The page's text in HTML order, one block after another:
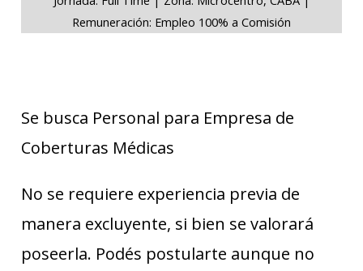
Remuneración: Empleo 100% a Comisión
Se busca Personal para Empresa de
Coberturas Médicas
No se requiere experiencia previa de
manera excluyente, si bien se valorará
poseerla. Podés postularte aunque no